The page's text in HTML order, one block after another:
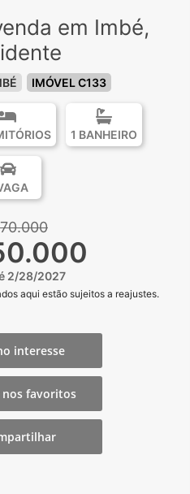
em Imbé,
IMÓVEL C133
1 BANHEIRO
2/28/2027
aqui estão sujeitos a reajustes.
interesse
nos favoritos